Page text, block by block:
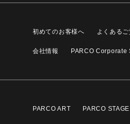
初めてのお客様へ よくある
会社情報 PARCO
PARCO ART PARCO STAGE